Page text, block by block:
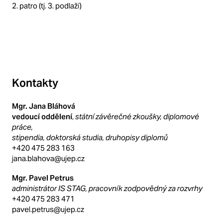
2. patro (tj. 3. podlaží)
Kontakty
Mgr. Jana Bláhová
vedoucí oddělení,státní závěrečné zkoušky, diplomové
práce,
stipendia, doktorská studia, druhopisy diplomů
+420 475 283 163
jana.blahova@ujep.cz
Mgr. Pavel Petrus
administrátor IS STAG, pracovník zodpovědný za rozvrhy
+420 475 283 471
pavel.petrus@ujep.cz